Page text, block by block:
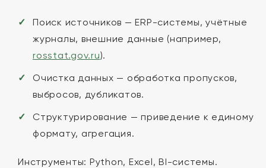
Поиск источников — ERP-системы, учётные
журналы, внешние данные (например,
rosstat.gov.ru).
Очистка данных — обработка пропусков,
выбросов, дубликатов.
Структурирование — приведение к единому
формату, агрегация.
Инструменты: Python, Excel, BI-системы.